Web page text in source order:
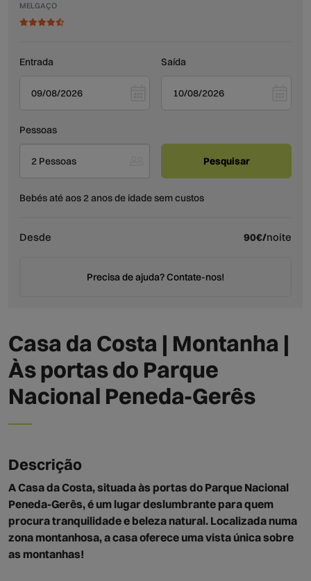
Casa da Costa | Montanha |
Às portas do Parque
Nacional Peneda-Gerês
Descrição
A Casa da Costa, situada às portas do Parque Nacional
Peneda-Gerês, é um lugar deslumbrante para quem
procura tranquilidade e beleza natural. Localizada numa
zona montanhosa, a casa oferece uma vista única sobre
as montanhas!
MELGAÇO
Entrada Saída
Pessoas
2 Pessoas
Bebés até aos 2 anos de idade sem custos
Desde 90€/noite
Precisa de ajuda? Contate-nos!